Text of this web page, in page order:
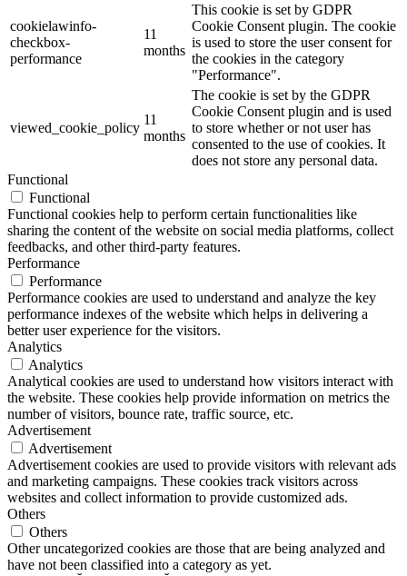
cookielawinfo-
checkbox-
performance
11
months
This cookie is set by GDPR
Cookie Consent plugin. The cookie
is used to store the user consent for
the cookies in the category
"Performance".
viewed_cookie_policy
11
months
The cookie is set by the GDPR
Cookie Consent plugin and is used
to store whether or not user has
consented to the use of cookies. It
does not store any personal data.
Functional
Functional
Functional cookies help to perform certain functionalities like
sharing the content of the website on social media platforms, collect
feedbacks, and other third-party features.
Performance
Performance
Performance cookies are used to understand and analyze the key
performance indexes of the website which helps in delivering a
better user experience for the visitors.
Analytics
Analytics
Analytical cookies are used to understand how visitors interact with
the website. These cookies help provide information on metrics the
number of visitors, bounce rate, traffic source, etc.
Advertisement
Advertisement
Advertisement cookies are used to provide visitors with relevant ads
and marketing campaigns. These cookies track visitors across
websites and collect information to provide customized ads.
Others
Others
Other uncategorized cookies are those that are being analyzed and
have not been classified into a category as yet.